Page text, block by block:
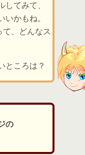
してみて、
かもね。
、どんなス
ところは？
の